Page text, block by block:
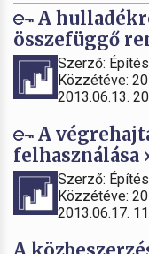
A
összefüggő
Szerző:
Közzétéve:
2013.06.13.
A
felhasználása
Szerző:
Közzétéve:
2013.06.17.